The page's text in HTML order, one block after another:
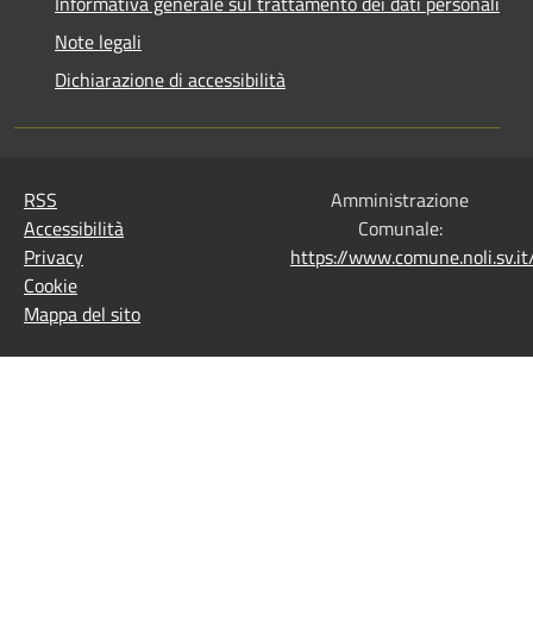
Note legali
Dichiarazione di accessibilità
RSS
Accessibilità
Privacy
Cookie
Mappa del sito
Amministrazione
Comunale:
https://